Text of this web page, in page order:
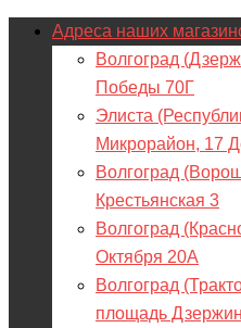
Адреса наших
Волгоград
Победы 70Г
Элиста
Микрорайон, 17
Волгоград
Крестьянская 3
Волгоград
Октября 20А
Волгоград
площадь